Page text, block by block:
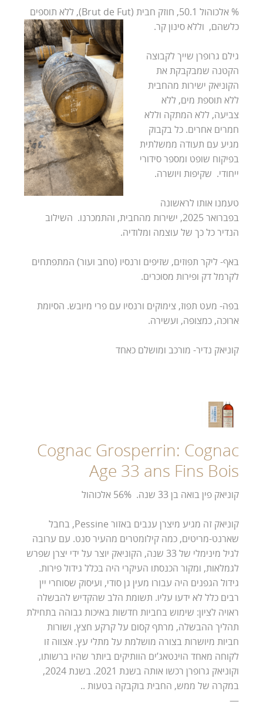
% אלכוהול 50.1, חוזק חבית (Brut de Fut), ללא תוספים
כלשהם, וללא סינון קר.
גילם גרופרן שייך לקבוצה
הקטנה שמבקבקת את
הקוניאק ישירות מהחבית
ללא תוספת מים, ללא
צביעה, ללא המתקה וללא
חמרים אחרים. כל בקבוק
מגיע עם תעודה ממשלתית
בפיקוח שופט ומספר סידורי
ייחודי. שקיפות ויושרה.
טעמנו אותו לראשונה
בפברואר 2025, ישירות מהחבית, והתמכרנו. השילוב
הנדיר כל כך של עוצמה ומלודיה.
באף- ליקר תפוזים, שזיפים ורנסיו (טחב ועור) המתפתחים
לקרמל דק ופירות מסוכרים.
בפה- מעט תפוז, צימוקים ורנסיו עם פרי מיובש. הסיומת
ארוכה, כמצופה, ועשירה.
קוניאק נדיר- מורכב ומושלם כאחד
Cognac Grosperrin: Cognac
Age 33 ans Fins Bois
קוניאק פין בואה בן 33 שנה. 56% אלכוהול
קוניאק זה מגיע מיצרן ענבים באזור Pessine, בחבל
שארנט-מריטים, כמה קילומטרים מהעיר סנט. עם ערובה
לגיל מינימלי של 33 שנה, הקוניאק יוצר על ידי יצרן שפרש
לגמלאות, ומקור הכנסתו העיקרי היה בכלל גידול פירות.
גידול הגפנים היה עבורו מעין גן סודי, ועיסוק שסוחרי יין
רבים כלל לא ידעו עליו. תשומת הלב שהקדיש להבשלה
ראויה לציון: שימוש בחביות חדשות באיכות גבוהה בתחילת
תהליך ההבשלה, מרתף קסום על קרקע חצץ, ושורות
חביות מיושרות בצורה מושלמת על מתלי עץ. אצווה זו
לקוחה מאחד הוינטאג’ים הוותיקים ביותר שהיו ברשותו,
וקוניאק גרופרן רכשו אותה בשנת 2021. בשנת 2024,
במקרה של ממש, החבית בוקבקה בטעות ..
—